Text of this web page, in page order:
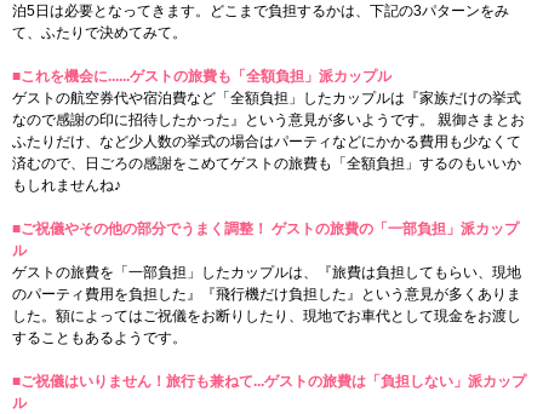
泊5日は必要となってきます。どこまで負担するかは、下記の3パターンをみ
て、ふたりで決めてみて。
■これを機会に......ゲストの旅費も「全額負担」派カップル
ゲストの航空券代や宿泊費など「全額負担」したカップルは『家族だけの挙式
なので感謝の印に招待したかった』という意見が多いようです。 親御さまとお
ふたりだけ、など少人数の挙式の場合はパーティなどにかかる費用も少なくて
済むので、日ごろの感謝をこめてゲストの旅費も「全額負担」するのもいいか
もしれませんね♪
■ご祝儀やその他の部分でうまく調整！ ゲストの旅費の「一部負担」派カップ
ル
ゲストの旅費を「一部負担」したカップルは、『旅費は負担してもらい、現地
のパーティ費用を負担した』『飛行機だけ負担した』という意見が多くありま
した。額によってはご祝儀をお断りしたり、現地でお車代として現金をお渡し
することもあるようです。
■ご祝儀はいりません！旅行も兼ねて...ゲストの旅費は「負担しない」派カップ
ル